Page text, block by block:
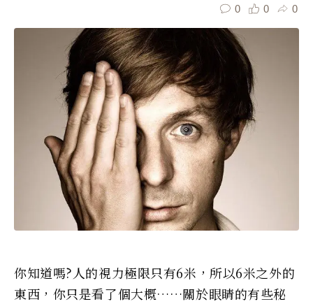
0 0 0
你知道嗎?人的視力極限只有6米，所以6米之外的
東西，你只是看了個大概……關於眼睛的有些秘